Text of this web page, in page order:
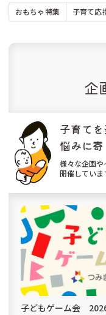
おもちゃ特集 子育て応
企
子育てを
悩みに
様々な企画や
開催していま
子どもゲーム会